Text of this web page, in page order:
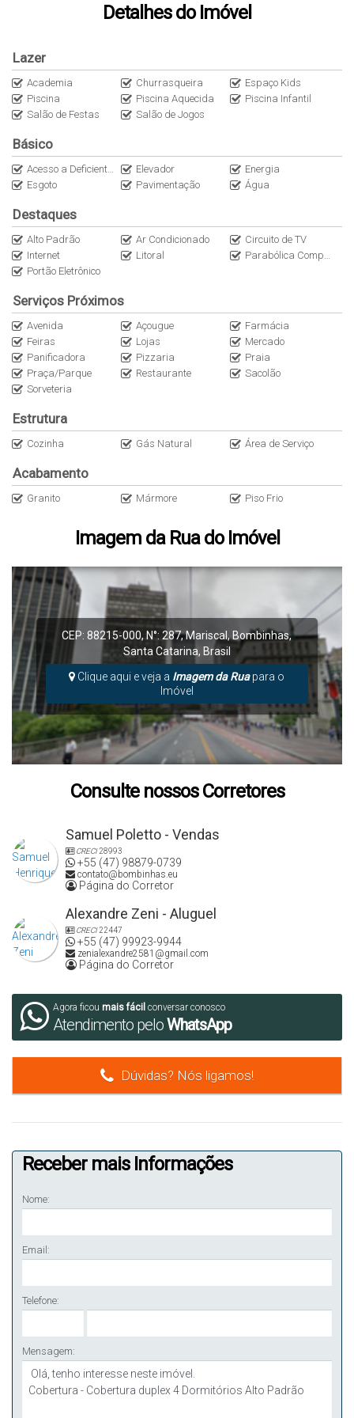
Detalhes do Imóvel
Lazer
Academia Churrasqueira
Espaço Kids
Piscina
Piscina Aquecida
Piscina Infantil
Salão de Festas
Salão de Jogos
Básico
Acesso a Deficientes Elevador
Energia
Esgoto
Pavimentação Água
Destaques
Alto Padrão Ar Condicionado
Circuito de TV
Internet
Litoral
Parabólica Compartilhada
Portão Eletrônico
Serviços Próximos
Avenida Açougue
Farmácia
Feiras
Lojas
Mercado
Panificadora
Pizzaria
Praia
Praça/Parque
Restaurante
Sacolão
Sorveteria
Estrutura
Cozinha Gás Natural Área de Serviço
Acabamento
Granito Mármore Piso Frio
Imagem da Rua do Imóvel
CEP: 88215-000,N°:287,Mariscal,Bombinhas,
Santa Catarina, Brasil
Clique aqui e veja a Imagem da Ruapara o
Imóvel
Consulte nossos Corretores
Samuel Poletto - Vendas
CRECI28993
+55 (47) 98879-0739
contato@bombinhas.eu
Página do Corretor
Alexandre Zeni - Aluguel
CRECI22447
+55 (47) 99923-9944
zenialexandre2581@gmail.com
Página do Corretor
Agora ficou mais fácil conversar conosco
Atendimento peloWhatsApp
Dúvidas? Nós ligamos!
Receber mais Informações
Nome:
Email:
Telefone:
Mensagem: